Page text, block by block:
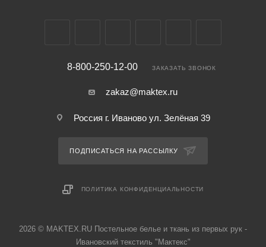
8-800-250-12-00 ЗАКАЗАТЬ ЗВОНОК
zakaz@maktex.ru
Россия г. Иваново ул. Зелёная 39
ПОДПИСАТЬСЯ НА РАССЫЛКУ
ПОЛИТИКА КОНФИДЕНЦИАЛЬНОСТИ
2026 © MAKTEX.RU Постельное белье и ткань из первых рук -
Ивановский текстиль "Мактекс"